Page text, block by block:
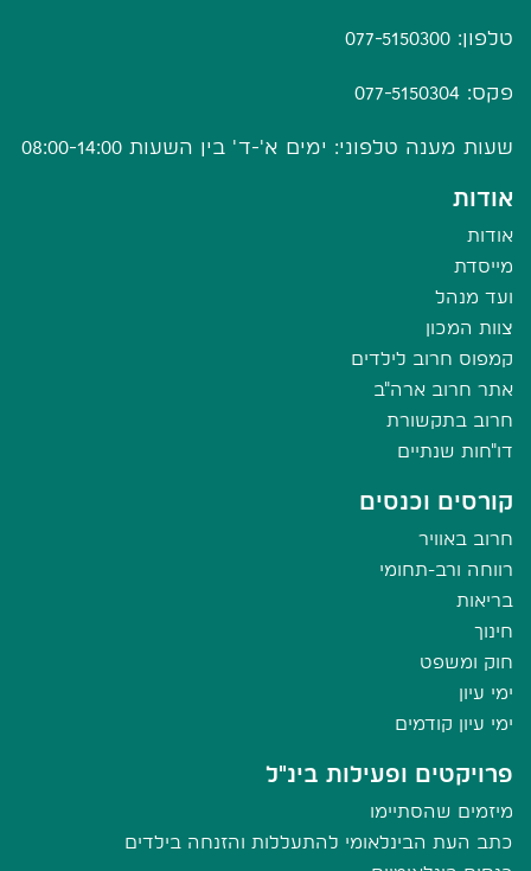
טלפון: 077-5150300
פקס: 077-5150304
שעות מענה טלפוני: ימים א'-ד' בין השעות 08:00-14:00
אודות
אודות
מייסדת
ועד מנהל
צוות המכון
קמפוס חרוב לילדים
אתר חרוב ארה"ב
חרוב בתקשורת
דו"חות שנתיים
קורסים וכנסים
חרוב באוויר
רווחה ורב-תחומי
בריאות
חינוך
חוק ומשפט
ימי עיון
ימי עיון קודמים
פרויקטים ופעילות בינ"ל
מיזמים שהסתיימו
כתב העת הבינלאומי להתעללות והזנחה בילדים